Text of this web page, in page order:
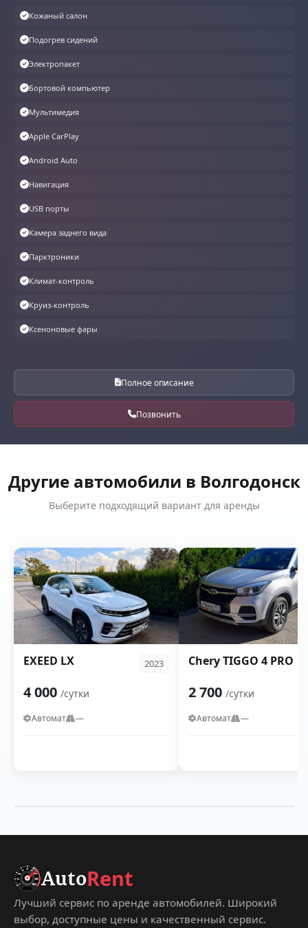
Кожаный салон
Подогрев сидений
Электропакет
Бортовой компьютер
Мультимедия
Apple CarPlay
Android Auto
Навигация
USB порты
Камера заднего вида
Парктроники
Климат-контроль
Круиз-контроль
Ксеноновые фары
Полное описание
Позвонить
Другие автомобили в Волгодонск
Выберите подходящий вариант для аренды
EXEED LX 2023
4 000 /сутки
Автомат —
Chery TIGGO 4 PRO
2 700 /сутки
Автомат —
AutoRent
Лучший сервис по аренде автомобилей. Широкий
выбор, доступные цены и качественный сервис.